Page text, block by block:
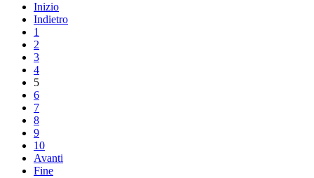
Inizio
Indietro
1
2
3
4
5
6
7
8
9
10
Avanti
Fine